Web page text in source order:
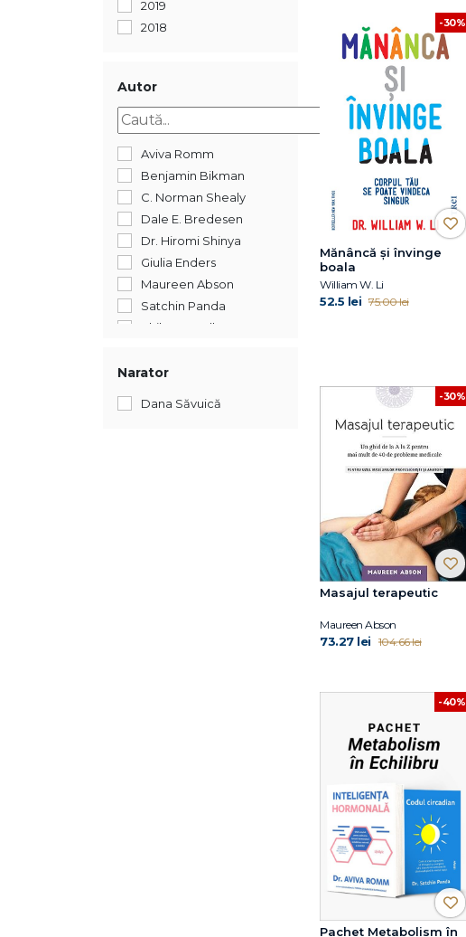
2019
2018
Autor
Aviva Romm
Benjamin Bikman
C. Norman Shealy
Dale E. Bredesen
Dr. Hiromi Shinya
Giulia Enders
Maureen Abson
Satchin Panda
Shilpa Ravella
William Davis
Narator
Dana Săvuică
-30%
Mănâncă și învinge
boala
William W. Li
52.5 lei 75.00 lei
-30%
Masajul terapeutic
Maureen Abson
73.27 lei 104.66 lei
-40%
Pachet Metabolism în